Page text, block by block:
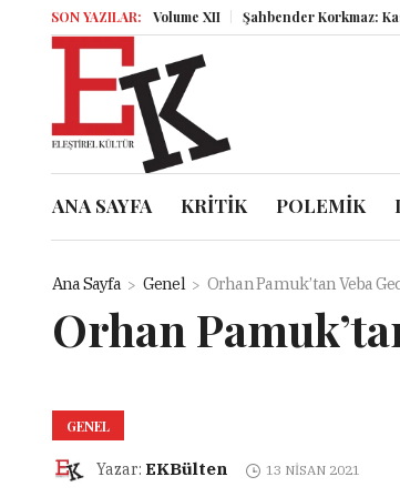
SON YAZILAR:
Miz Volume XII Şahbender Korkmaz:
ANA SAYFA KRİTİK POLEMİK
Ana Sayfa Genel Orhan Pamuk’tan Veba
Orhan
GENEL
Yazar: EKBülten 13 NISAN 2021